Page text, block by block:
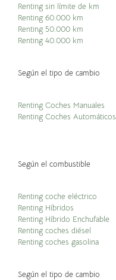
Renting sin límite de km
Renting 60.000 km
Renting 50.000 km
Renting 40.000 km
Según el tipo de cambio
Renting Coches Manuales
Renting Coches Automáticos
Según el combustible
Renting coche eléctrico
Renting Híbridos
Renting Híbrido Enchufable
Renting coches diésel
Renting coches gasolina
Según el tipo de cambio